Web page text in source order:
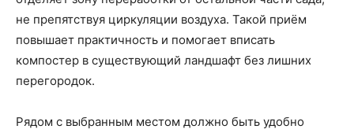
не препятствуя циркуляции воздуха. Такой приём
повышает практичность и помогает вписать
компостер в существующий ландшафт без лишних
перегородок.
Рядом с выбранным местом должно быть удобно